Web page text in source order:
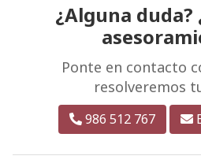
¿Alguna duda?
Ponte en contacto
resolveremos
986 512 767